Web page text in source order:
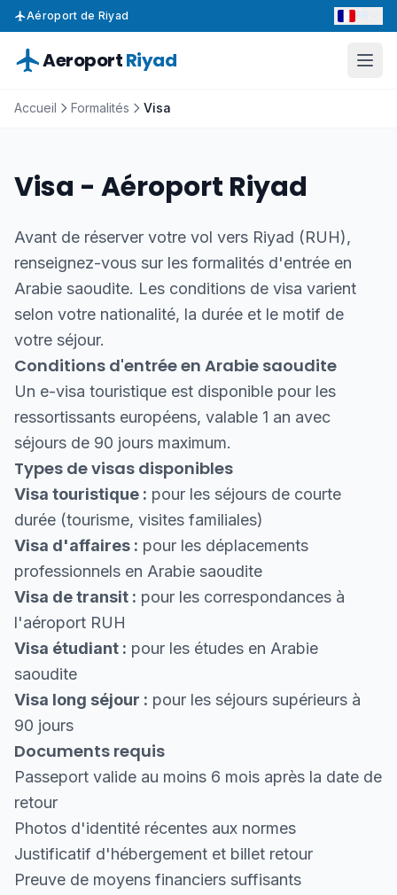
Aéroport de Riyad
AeroportRiyad
Accueil Formalités Visa
Visa - Aéroport Riyad
Avant de réserver votre vol vers Riyad (RUH),
renseignez-vous sur les formalités d'entrée en
Arabie saoudite. Les conditions de visa varient
selon votre nationalité, la durée et le motif de
votre séjour.
Conditions d'entrée en Arabie saoudite
Un e-visa touristique est disponible pour les
ressortissants européens, valable 1 an avec
séjours de 90 jours maximum.
Types de visas disponibles
Visa touristique : pour les séjours de courte
durée (tourisme, visites familiales)
Visa d'affaires : pour les déplacements
professionnels en Arabie saoudite
Visa de transit : pour les correspondances à
l'aéroport RUH
Visa étudiant : pour les études en Arabie
saoudite
Visa long séjour : pour les séjours supérieurs à
90 jours
Documents requis
Passeport valide au moins 6 mois après la date de
retour
Photos d'identité récentes aux normes
Justificatif d'hébergement et billet retour
Preuve de moyens financiers suffisants